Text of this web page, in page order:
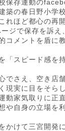
保存運動の
築の春日野小学
れほど都心の再
ジで保存を訴え
コメントを盾に
「スピード感を
でさえ、空き店
現実に目をそら
動家気取りに正
や自身の立場を
かけて三宮開発